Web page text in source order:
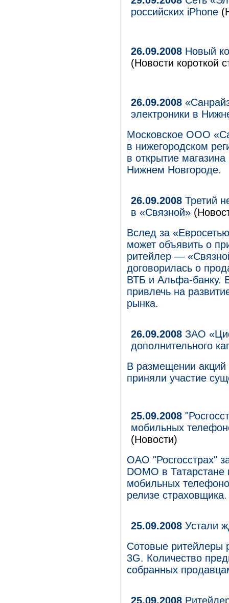
российских iPhone
26.09.2008 Новый
(Новости короткой
26.09.2008
электроники в
Московское ООО
в нижегородском
в открытие
Нижнем Новгороде.
26.09.2008 Третий
в «Связной»
Вслед за
может объявить о
ритейлер —
договорилась о
ВТБ и Альфа-банку.
привлечь на
рынка.
26.09.2008 ЗАО
дополнительного
В размещении
приняли участие
25.09.2008
мобильных
(Новости)
ОАО "Росгосстрах"
DOMO в
мобильных
релизе страховщика.
25.09.2008 Устали
Сотовые ритейлеры
3G. Количество
собранных
25.09.2008